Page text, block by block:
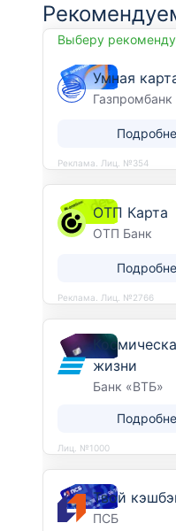
Выберу
Умная
Газпромбанк
Реклама. Лиц. №354
ОТП Карта
ОТП Банк
Реклама. Лиц. №2766
жизни
Банк «ВТБ»
Лиц. №1000
Твой
ПСБ